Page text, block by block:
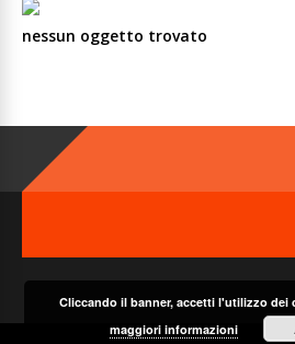
nessun oggetto trovato
Cliccando il banner, accetti l'utilizzo dei
maggiori informazioni